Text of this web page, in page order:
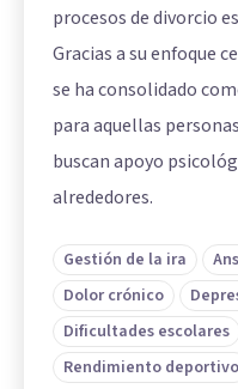
procesos de divorcio
Gracias a su enfoque
se ha consolidado
para aquellas
buscan apoyo
alrededores.
Gestión de la ira
Dolor crónico
Dificultades escolares
Rendimiento deportivo